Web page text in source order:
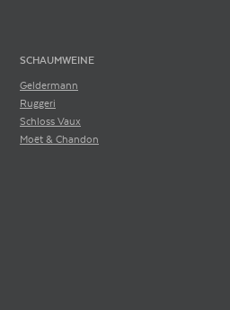
SCHAUMWEINE
Geldermann
Ruggeri
Schloss Vaux
Moët & Chandon